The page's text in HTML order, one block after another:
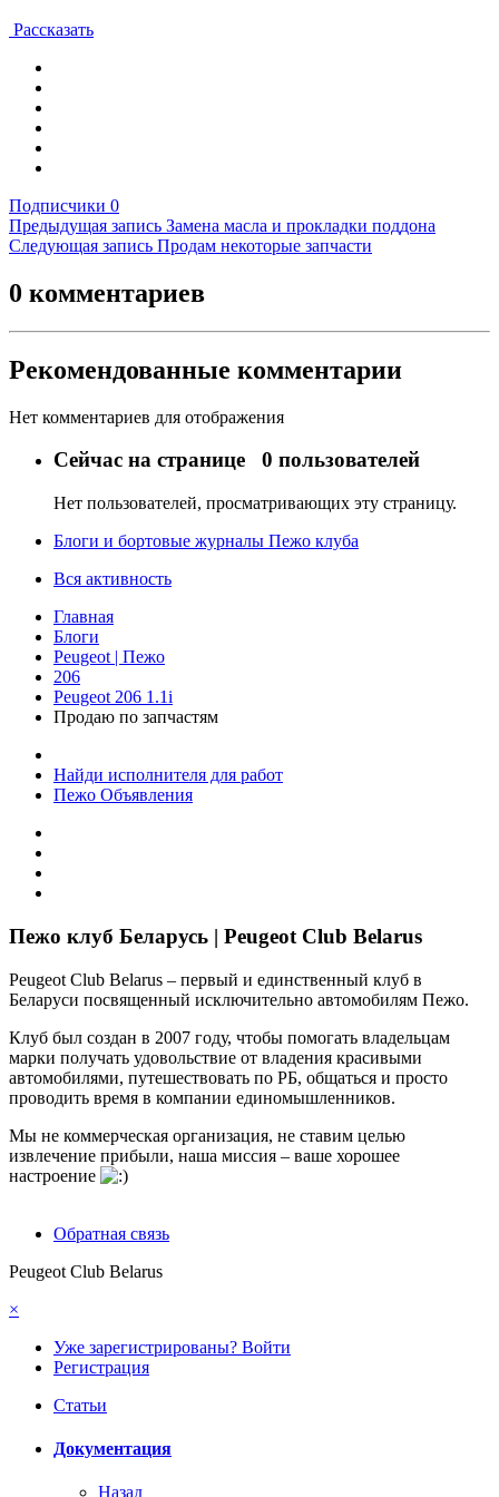
Рассказать
Подписчики 0
Предыдущая запись Замена масла и прокладки поддона
Следующая запись Продам некоторые запчасти
0 комментариев
Рекомендованные комментарии
Нет комментариев для отображения
Сейчас на странице 0 пользователей
Нет пользователей, просматривающих эту страницу.
Блоги и бортовые журналы Пежо клуба
Вся активность
Главная
Блоги
Peugeot | Пежо
206
Peugeot 206 1.1i
Продаю по запчастям
Найди исполнителя для работ
Пежо Объявления
Пежо клуб Беларусь | Peugeot Club Belarus
Peugeot Club Belarus – первый и единственный клуб в
Беларуси посвященный исключительно автомобилям Пежо.
Клуб был создан в 2007 году, чтобы помогать владельцам
марки получать удовольствие от владения красивыми
автомобилями, путешествовать по РБ, общаться и просто
проводить время в компании единомышленников.
Мы не коммерческая организация, не ставим целью
извлечение прибыли, наша миссия – ваше хорошее
настроение
Обратная связь
Peugeot Club Belarus
×
Уже зарегистрированы? Войти
Регистрация
Статьи
Документация
Назад